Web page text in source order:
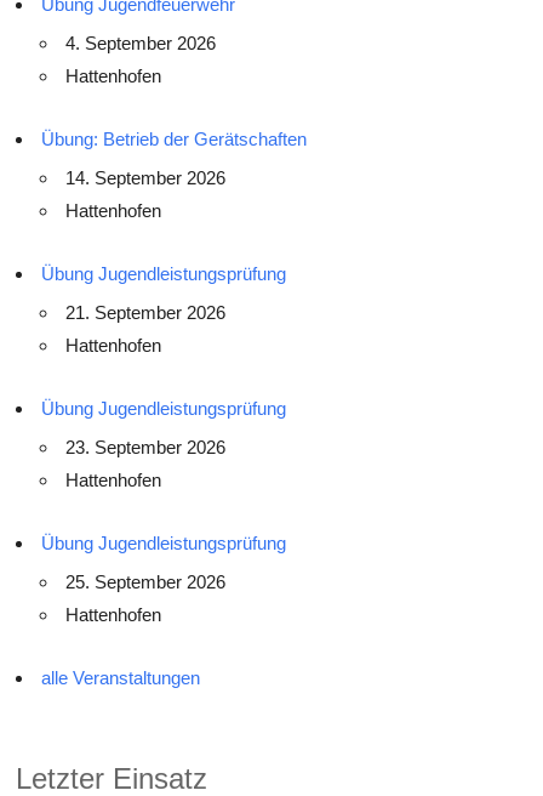
4. September 2026
Hattenhofen
Übung: Betrieb der Gerätschaften
14. September 2026
Hattenhofen
Übung Jugendleistungsprüfung
21. September 2026
Hattenhofen
Übung Jugendleistungsprüfung
23. September 2026
Hattenhofen
Übung Jugendleistungsprüfung
25. September 2026
Hattenhofen
alle Veranstaltungen
Letzter Einsatz